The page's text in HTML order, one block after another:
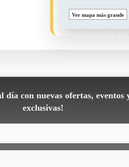
Ver mapa más grande
día con nuevas ofertas, eventos
exclusivas!